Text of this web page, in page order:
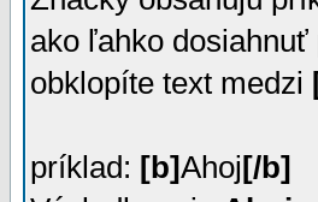
ako ľahko
obklopíte text medzi
príklad: [b]Ahoj [/b]